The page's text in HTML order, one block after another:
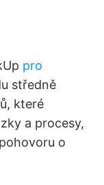
pro
středně
které
a procesy,
o